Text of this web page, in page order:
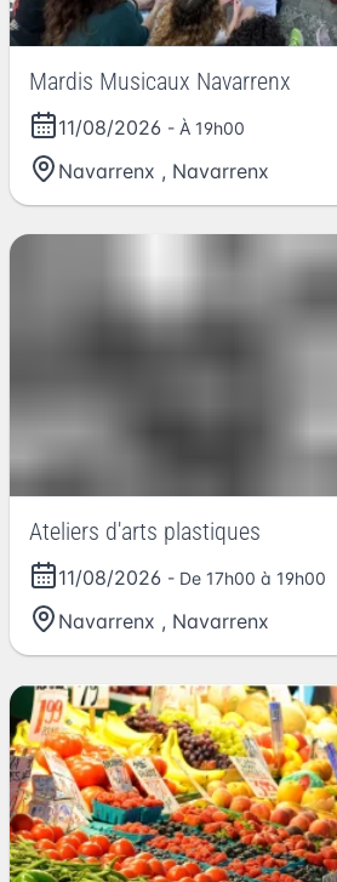
Mardis Musicaux Navarrenx
11/08/2026 - À 19h00
Navarrenx , Navarrenx
Ateliers d'arts plastiques
11/08/2026 - De 17h00 à 19h00
Navarrenx , Navarrenx